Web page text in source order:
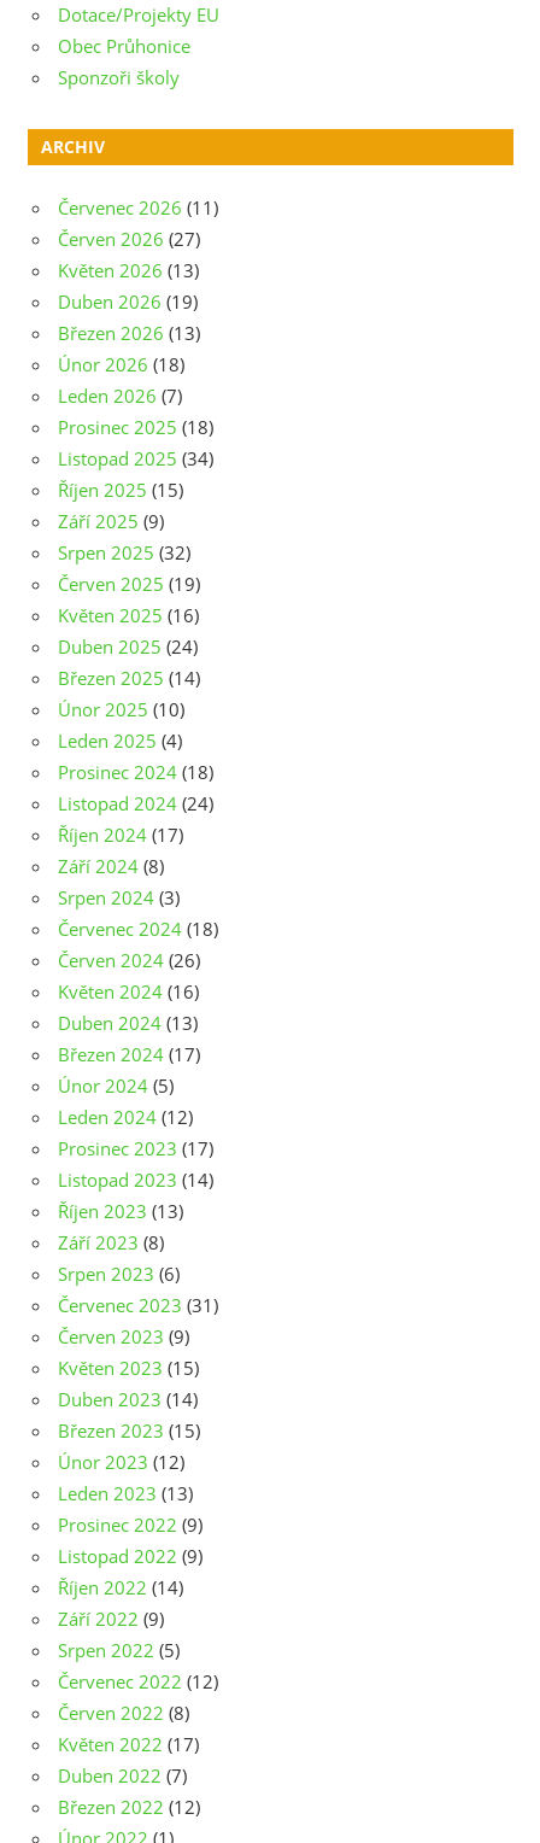
Dotace/Projekty EU
Obec Průhonice
Sponzoři školy
ARCHIV
Červenec 2026 (11)
Červen 2026 (27)
Květen 2026 (13)
Duben 2026 (19)
Březen 2026 (13)
Únor 2026 (18)
Leden 2026 (7)
Prosinec 2025 (18)
Listopad 2025 (34)
Říjen 2025 (15)
Září 2025 (9)
Srpen 2025 (32)
Červen 2025 (19)
Květen 2025 (16)
Duben 2025 (24)
Březen 2025 (14)
Únor 2025 (10)
Leden 2025 (4)
Prosinec 2024 (18)
Listopad 2024 (24)
Říjen 2024 (17)
Září 2024 (8)
Srpen 2024 (3)
Červenec 2024 (18)
Červen 2024 (26)
Květen 2024 (16)
Duben 2024 (13)
Březen 2024 (17)
Únor 2024 (5)
Leden 2024 (12)
Prosinec 2023 (17)
Listopad 2023 (14)
Říjen 2023 (13)
Září 2023 (8)
Srpen 2023 (6)
Červenec 2023 (31)
Červen 2023 (9)
Květen 2023 (15)
Duben 2023 (14)
Březen 2023 (15)
Únor 2023 (12)
Leden 2023 (13)
Prosinec 2022 (9)
Listopad 2022 (9)
Říjen 2022 (14)
Září 2022 (9)
Srpen 2022 (5)
Červenec 2022 (12)
Červen 2022 (8)
Květen 2022 (17)
Duben 2022 (7)
Březen 2022 (12)